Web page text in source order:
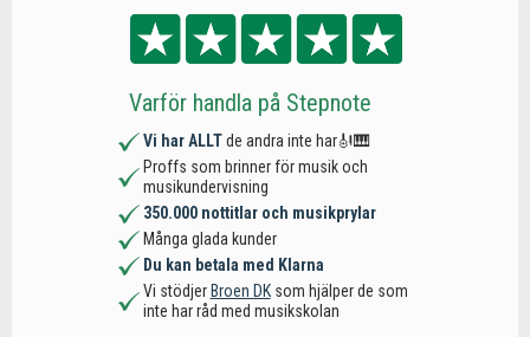
Varför handla på Stepnote
Vi har ALLTde andra inte har🎻🎹
Proffs som brinner för musik och
musikundervisning
350.000 nottitlar och musikprylar
Många glada kunder
Du kan betala med Klarna
Vi stödjer Broen DKsom hjälper de som
inte har råd med musikskolan